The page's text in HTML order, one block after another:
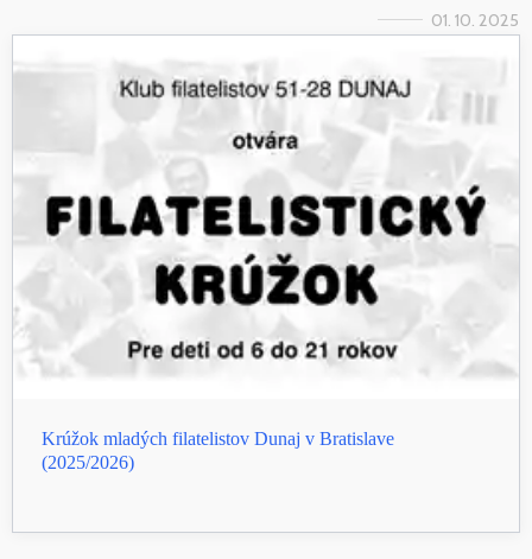
01. 10. 2025
Krúžok mladých filatelistov Dunaj v Bratislave
(2025/2026)